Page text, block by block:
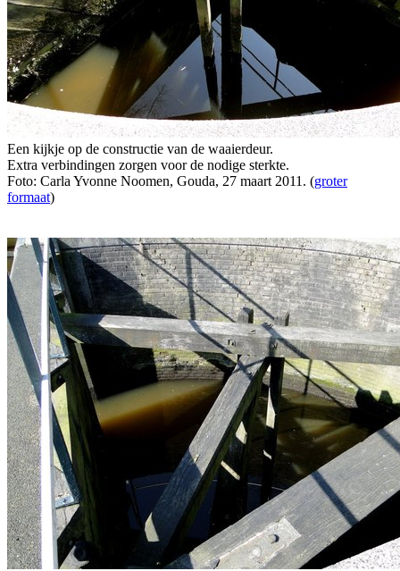
Een kijkje op de constructie van de waaierdeur.
Extra verbindingen zorgen voor de nodige sterkte.
Foto: Carla Yvonne Noomen, Gouda, 27 maart 2011. (groter
formaat)